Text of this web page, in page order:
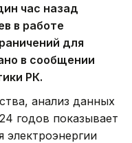
час назад
в работе
для
в сообщении
РК.
анализ данных
годов показывает
электроэнергии